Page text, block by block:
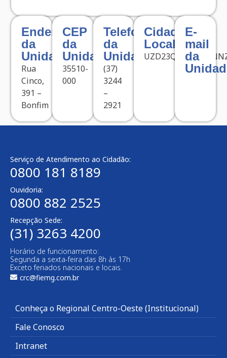
Endereço
da
Unidade
Rua
Cinco,
391 –
Bonfim
CEP
da
Unidade
35510-
000
Telefone
da
Unidade
(37)
3244
–
2921
Cidade
Localizada
E-
mail
da
Serviço de Atendimento ao Cidadão:
0800 181 8189
Ouvidoria:
0800 882 2525
Recepção Sede:
(31) 3263 4200
Horário de funcionamento:
Segunda a sexta-feira das 8h às 17h
Exceto feriados nacionais e locais.
crc@fiemg.com.br
Conheça o Regional Centro-Oeste (Institucional)
Fale Conosco
Intranet